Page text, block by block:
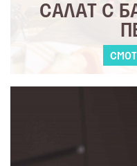
САЛАТ С